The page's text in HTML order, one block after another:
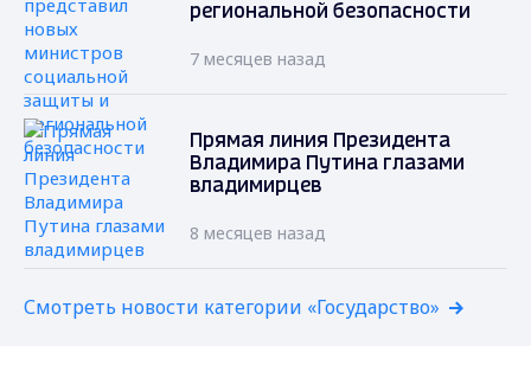
региональной безопасности
7 месяцев назад
Прямая линия Президента
Владимира Путина глазами
владимирцев
8 месяцев назад
Смотреть новости категории «Государство»